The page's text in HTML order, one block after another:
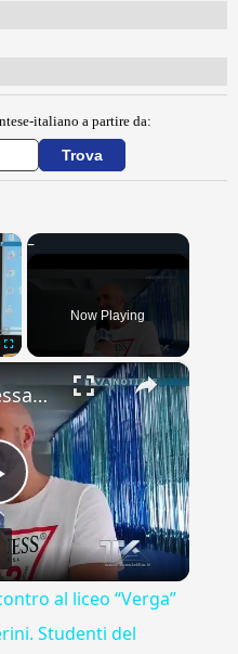
italiano a partire da:
×
Now Playing
×
Adrano. Interessante incontro al liceo “Verga” con il prof. Fabio Gamberini. Studenti del Linguistic
al liceo “Verga”
Studenti del